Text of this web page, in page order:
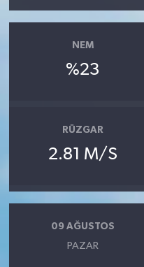
NEM
%23
RÜZGAR
2.81 M/S
09 AĞUSTOS
PAZAR